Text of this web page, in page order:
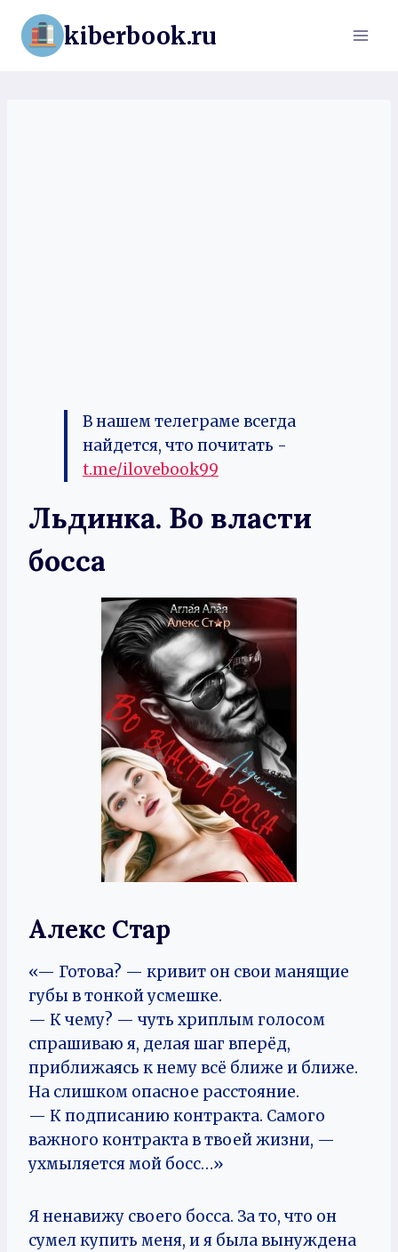
Перейти
содержимому
kiberbook.ru
В нашем телеграме всегда
найдется, что почитать -
t.me/ilovebook99
Льдинка. Во власти
босса
Алекс Стар
«— Готова? — кривит он свои манящие
губы в тонкой усмешке.
— К чему? — чуть хриплым голосом
спрашиваю я, делая шаг вперёд,
приближаясь к нему всё ближе и ближе.
На слишком опасное расстояние.
— К подписанию контракта. Самого
важного контракта в твоей жизни, —
ухмыляется мой босс…»
Я ненавижу своего босса. За то, что он
сумел купить меня, и я была вынуждена